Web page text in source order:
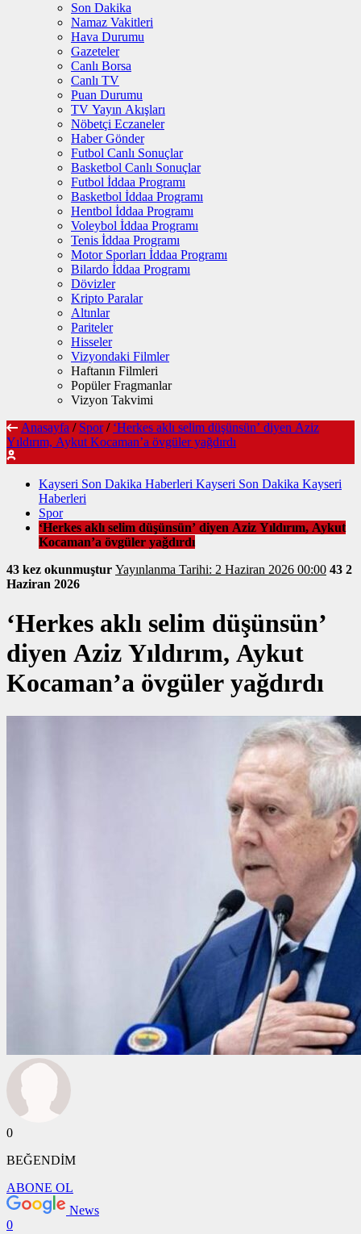
Son Dakika
Namaz Vakitleri
Hava Durumu
Gazeteler
Canlı Borsa
Canlı TV
Puan Durumu
TV Yayın Akışları
Nöbetçi Eczaneler
Haber Gönder
Futbol Canlı Sonuçlar
Basketbol Canlı Sonuçlar
Futbol İddaa Programı
Basketbol İddaa Programı
Hentbol İddaa Programı
Voleybol İddaa Programı
Tenis İddaa Programı
Motor Sporları İddaa Programı
Bilardo İddaa Programı
Dövizler
Kripto Paralar
Altınlar
Pariteler
Hisseler
Vizyondaki Filmler
Haftanın Filmleri
Popüler Fragmanlar
Vizyon Takvimi
Anasayfa / Spor / ‘Herkes aklı selim düşünsün’ diyen Aziz
Yıldırım, Aykut Kocaman’a övgüler yağdırdı
Kayseri Son Dakika Haberleri Kayseri Son Dakika Kayseri
Haberleri
Spor
‘Herkes aklı selim düşünsün’ diyen Aziz Yıldırım, Aykut
Kocaman’a övgüler yağdırdı
43 kez okunmuştur
Yayınlanma Tarihi: 2 Haziran 2026 00:00 43 2
Haziran 2026
‘Herkes aklı selim düşünsün’
diyen Aziz Yıldırım, Aykut
Kocaman’a övgüler yağdırdı
0
BEĞENDİM
ABONE OL
News
0